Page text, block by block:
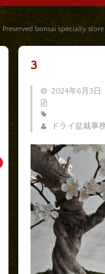
bonsai specialty store
3
2024年6月3日
ドライ盆栽事